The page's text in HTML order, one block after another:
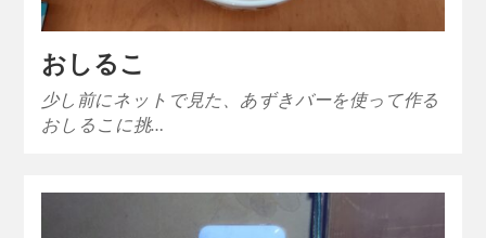
おしるこ
少し前にネットで見た、あずきバーを使って作る
おしるこに挑…